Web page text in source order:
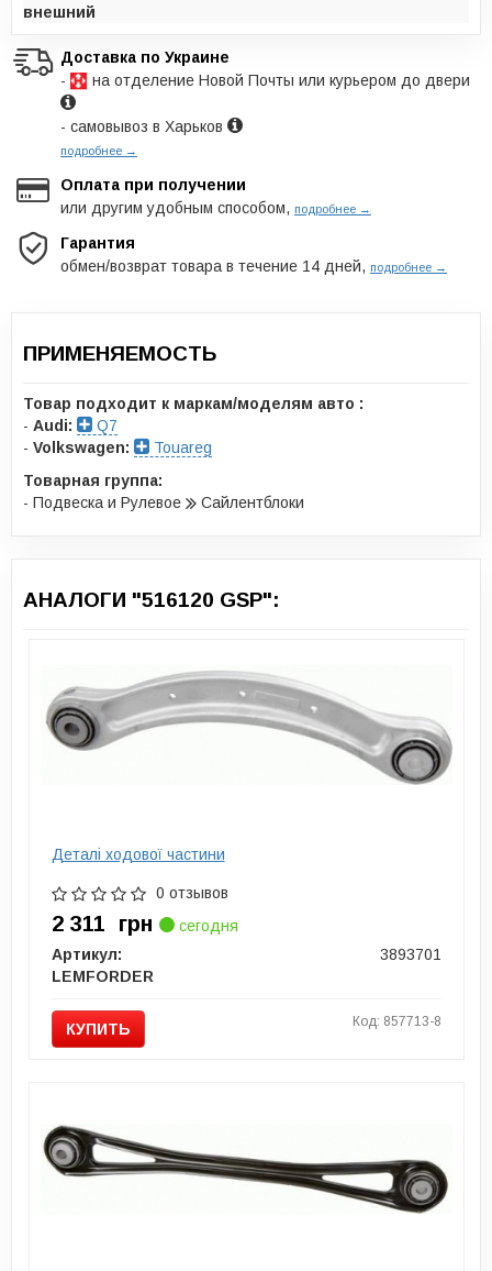
внешний
Доставка по Украине
-
на отделение Новой Почты или курьером до двери
- самовывоз в Харьков
подробнее →
Оплата при получении
или другим удобным способом, подробнее →
Гарантия
обмен/возврат товара в течение 14 дней, подробнее →
ПРИМЕНЯЕМОСТЬ
Товар подходит к маркам/моделям авто :
- Audi:
Q7
- Volkswagen:
Touareg
Товарная группа:
- Подвеска и Рулевое
Сайлентблоки
АНАЛОГИ "516120 GSP":
Деталі ходової частини
0 отзывов
2 311 грн
сегодня
Артикул:
3893701
LEMFORDER
КУПИТЬ Код: 857713-8